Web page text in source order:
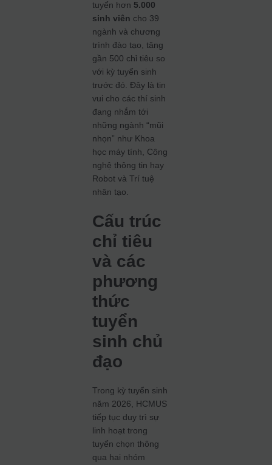
tuyển hơn 5.000
sinh viên cho 39
ngành và chương
trình đào tạo, tăng
gần 500 chỉ tiêu so
với kỳ tuyển sinh
trước đó. Đây là tin
vui cho các thí sinh
đang nhắm tới
những ngành “mũi
nhọn” như Khoa
học máy tính, Công
nghệ thông tin hay
Robot và Trí tuệ
nhân tạo.
Cấu trúc
chỉ tiêu
và các
phương
thức
tuyển
sinh chủ
đạo
Trong kỳ tuyển sinh
năm 2026, HCMUS
tiếp tục duy trì sự
linh hoạt trong
tuyển chọn thông
qua hai nhóm